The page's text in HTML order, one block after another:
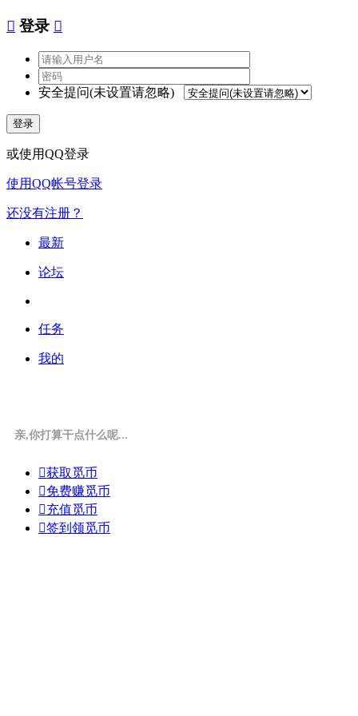
 登录 
安全提问(未设置请忽略)
登录
或使用QQ登录
使用QQ帐号登录
还没有注册？
最新
论坛
任务
我的
亲,你打算干点什么呢...
获取觅币
免费赚觅币
充值觅币
签到领觅币